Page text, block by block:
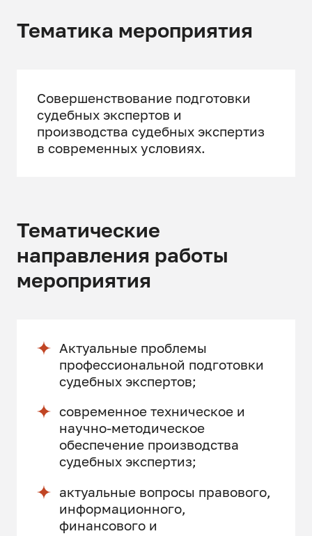
Тематика мероприятия
Совершенствование подготовки
судебных экспертов и
производства судебных экспертиз
в современных условиях.
Тематические
направления работы
мероприятия
Актуальные проблемы
профессиональной подготовки
судебных экспертов;
современное техническое и
научно-методическое
обеспечение производства
судебных экспертиз;
актуальные вопросы правового,
информационного,
финансового и